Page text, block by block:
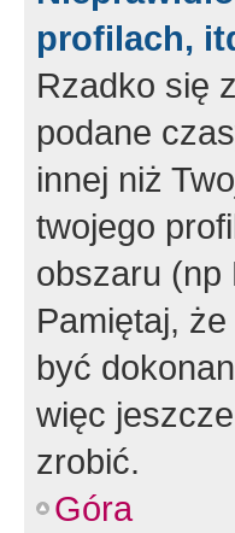
profilach,
Rzadko się
podane
innej niż
twojego
obszaru (np
Pamiętaj,
być
więc
zrobić.
Góra